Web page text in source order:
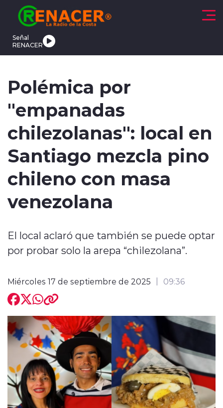
Click acá para ir directamente al contenido
Señal
RENACER
Polémica por
"empanadas
chilezolanas": local en
Santiago mezcla pino
chileno con masa
venezolana
El local aclaró que también se puede optar
por probar solo la arepa “chilezolana”.
Miércoles 17 de septiembre de 2025 09:36